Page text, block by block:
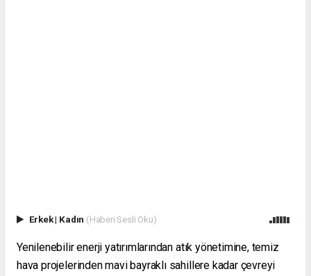
Erkek| Kadın (Haberi Sesli Oku)
Yenilenebilir enerji yatırımlarından atık yönetimine, temiz
hava projelerinden mavi bayraklı sahillere kadar çevreyi